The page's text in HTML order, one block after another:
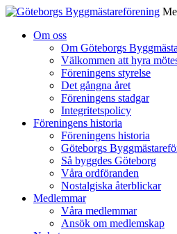
Om oss
Om Göteborgs
Välkommen att hyra
Föreningens styrelse
Det gångna året
Föreningens stadgar
Integritetspolicy
Föreningens historia
Föreningens historia
Göteborgs
Så byggdes Göteborg
Våra ordföranden
Nostalgiska återblickar
Medlemmar
Våra medlemmar
Ansök om medlemskap